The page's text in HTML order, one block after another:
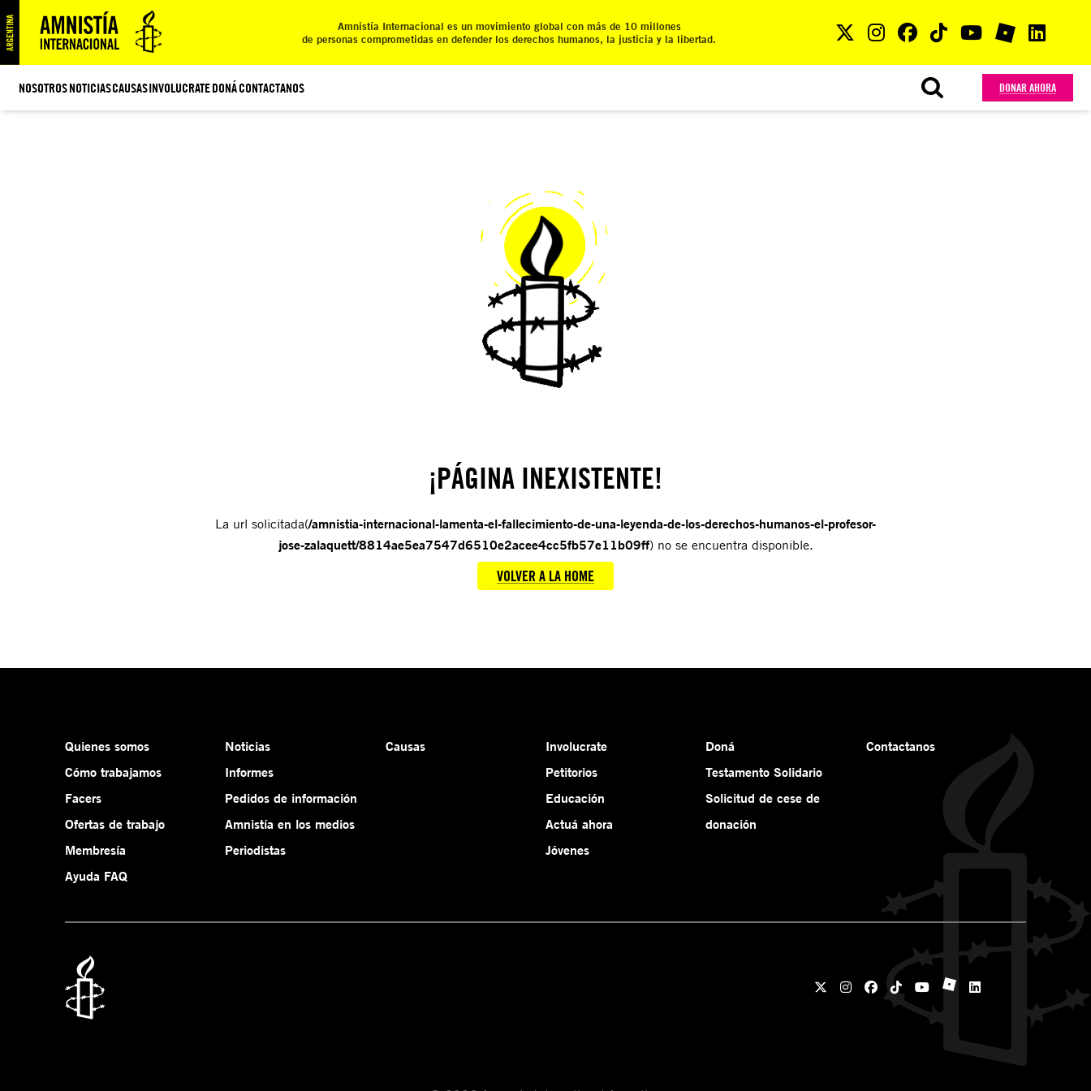
Amnistía Internacional es un movimiento global con más de 10 millones
de personas comprometidas en defender los derechos humanos, la justicia y la libertad.
NOSOTROSNOTICIASCAUSASINVOLUCRATEDONÁCONTACTANOS DONAR AHORA
¡PÁGINA INEXISTENTE!
La url solicitada(/amnistia-internacional-lamenta-el-fallecimiento-de-una-leyenda-de-los-derechos-humanos-el-profesor-
jose-zalaquett/8814ae5ea7547d6510e2acee4cc5fb57e11b09ff) no se encuentra disponible.
VOLVER A LA HOME
Quienes somos
Cómo trabajamos
Facers
Ofertas de trabajo
Membresía
Ayuda FAQ
Noticias
Informes
Pedidos de información
Amnistía en los medios
Periodistas
Causas
Involucrate
Petitorios
Educación
Actuá ahora
Jóvenes
Doná
Testamento Solidario
Solicitud de cese de
donación
Contactanos